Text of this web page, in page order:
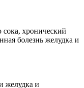
хронический
болезнь желудка и
желудка и